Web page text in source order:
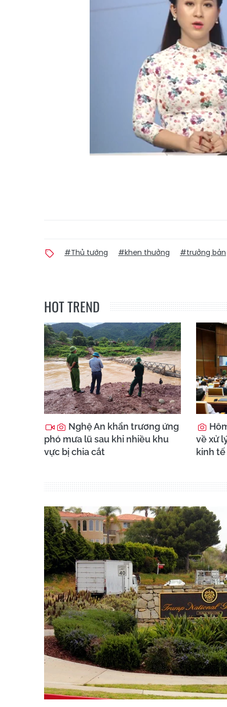
#Thủ tướng #khen thưởng #trưởng bản
HOT TREND
Nghệ An khẩn trương ứng
phó mưa lũ sau khi nhiều khu
vực bị chia cắt
về xử
kinh tế